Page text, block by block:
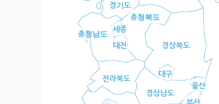
경기도
충청북도
충청남도
세종
대전
경상북도
전라북도
대구
울산
경상남도